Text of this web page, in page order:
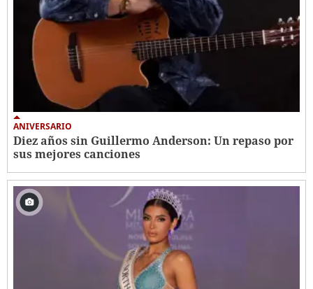
ANIVERSARIO
Diez años sin Guillermo Anderson: Un repaso por
sus mejores canciones